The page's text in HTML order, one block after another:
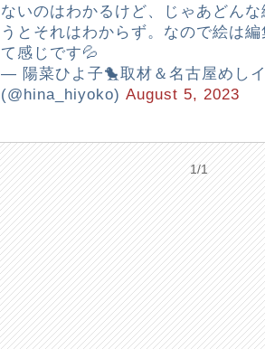
ないのはわかるけど、じゃあどん
うとそれはわからず。なので絵は
て感じです💦
— 陽菜ひよ子🐤取材＆名古屋めし
(@hina_hiyoko) August 5, 2023
1/1